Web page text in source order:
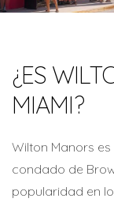
¿ES
MIAMI?
Wilton Manors
condado de
popularidad en